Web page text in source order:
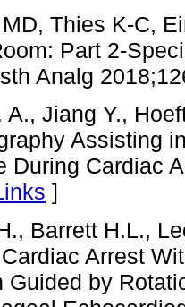
Thies K-C,
Part 2-
Analg
A., Jiang Y.,
Assisting
During Cardiac
]
Barrett H.L.,
Arrest
Guided by